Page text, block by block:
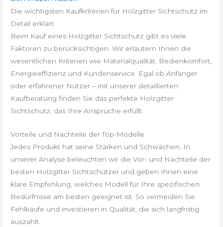
Die wichtigsten Kaufkriterien für Holzgitter Sichtschutz im
Detail erklärt
Beim Kauf eines Holzgitter Sichtschutz gibt es viele
Faktoren zu berücksichtigen. Wir erläutern Ihnen die
wesentlichen Kriterien wie Materialqualität, Bedienkomfort,
Energieeffizienz und Kundenservice. Egal ob Anfänger
oder erfahrener Nutzer – mit unserer detaillierten
Kaufberatung finden Sie das perfekte Holzgitter
Sichtschutz, das Ihre Ansprüche erfüllt.
Vorteile und Nachteile der Top-Modelle
Jedes Produkt hat seine Stärken und Schwächen. In
unserer Analyse beleuchten wir die Vor- und Nachteile der
besten Holzgitter Sichtschützer und geben Ihnen eine
klare Empfehlung, welches Modell für Ihre spezifischen
Bedürfnisse am besten geeignet ist. So vermeiden Sie
Fehlkäufe und investieren in Qualität, die sich langfristig
auszahlt.